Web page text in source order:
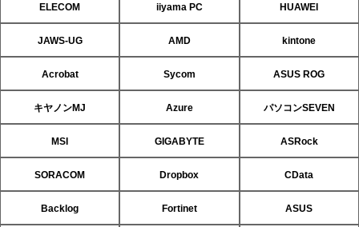
ELECOM iiyama PC HUAWEI
JAWS-UG AMD kintone
Acrobat Sycom ASUS ROG
キヤノンMJ Azure パソコンSEVEN
MSI GIGABYTE ASRock
SORACOM Dropbox CData
Backlog Fortinet ASUS